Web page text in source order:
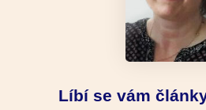
Líbí se vám